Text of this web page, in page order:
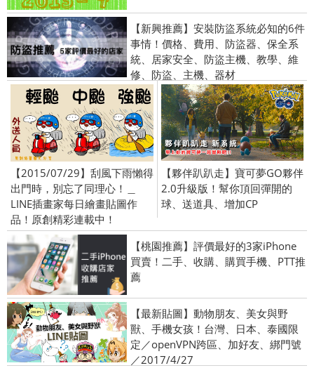
【新興推薦】安裝防盜系統必知的6件
事情！價格、費用、防盜器、保全系
統、居家安全、防盜主機、教學、維
修、防盜、主機、器材
【2015/07/29】刮風下雨懶得
出門時，別忘了同理心！＿
LINE插畫家每日繪畫貼圖作
品！原創精彩連載中！
【夥伴趴趴走】寶可夢GO夥伴
2.0升級版！幫你頂回彈開的
球、送道具、增加CP
【桃園推薦】評價最好的3家iPhone
買賣！二手、收購、購買手機、PTT推
薦
【最新貼圖】動物朋友、美女與野
獸、手機女孩！台灣、日本、泰國限
定／openVPN跨區、加好友、綁門號
／2017/4/27